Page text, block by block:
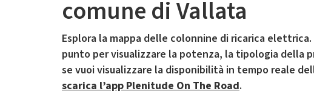
comune di Vallata
Esplora la mappa delle colonnine di ricarica elettrica.
punto per visualizzare la potenza, la tipologia della
se vuoi visualizzare la disponibilità in tempo reale
scarica l’app Plenitude On The Road.